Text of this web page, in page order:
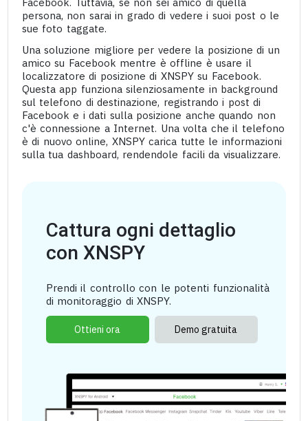
persona, non sarai in grado di vedere i suoi post o le
sue foto taggate.
Una soluzione migliore per vedere la posizione di un
amico su Facebook mentre è offline è usare il
localizzatore di posizione di XNSPY su Facebook.
Questa app funziona silenziosamente in background
sul telefono di destinazione, registrando i post di
Facebook e i dati sulla posizione anche quando non
c'è connessione a Internet. Una volta che il telefono
è di nuovo online, XNSPY carica tutte le informazioni
sulla tua dashboard, rendendole facili da visualizzare.
Cattura ogni dettaglio
con XNSPY
Prendi il controllo con le potenti funzionalità
di monitoraggio di XNSPY.
Ottieni ora Demo gratuita